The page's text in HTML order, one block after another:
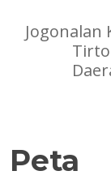
Jogonalan
Peta